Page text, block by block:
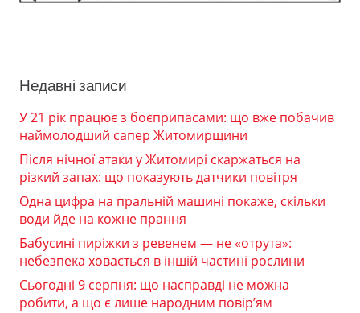
Недавні записи
У 21 рік працює з боєприпасами: що вже побачив
наймолодший сапер Житомирщини
Після нічної атаки у Житомирі скаржаться на
різкий запах: що показують датчики повітря
Одна цифра на пральній машині покаже, скільки
води йде на кожне прання
Бабусині пиріжки з ревенем — не «отрута»:
небезпека ховається в іншій частині рослини
Сьогодні 9 серпня: що насправді не можна
робити, а що є лише народним повір’ям